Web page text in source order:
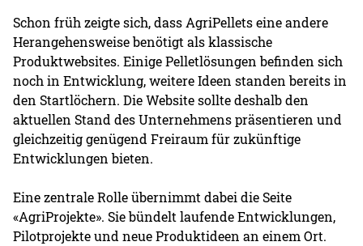
Schon früh zeigte sich, dass AgriPellets eine andere
Herangehensweise benötigt als klassische
Produktwebsites. Einige Pelletlösungen befinden sich
noch in Entwicklung, weitere Ideen standen bereits in
den Startlöchern. Die Website sollte deshalb den
aktuellen Stand des Unternehmens präsentieren und
gleichzeitig genügend Freiraum für zukünftige
Entwicklungen bieten.
Eine zentrale Rolle übernimmt dabei die Seite
«AgriProjekte». Sie bündelt laufende Entwicklungen,
Pilotprojekte und neue Produktideen an einem Ort.